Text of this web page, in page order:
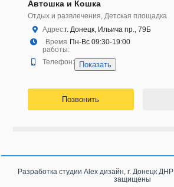
Автошка и Кошка
Отдых и развлечения, Детская площадка
Адрес:г. Донецк, Ильича пр., 79Б
Время
работы:
Пн-Вс 09:30-19:00
Телефон: Показать
Позвонить
Разработка студии Alex дизайн, г. Донецк ДНР
защищены